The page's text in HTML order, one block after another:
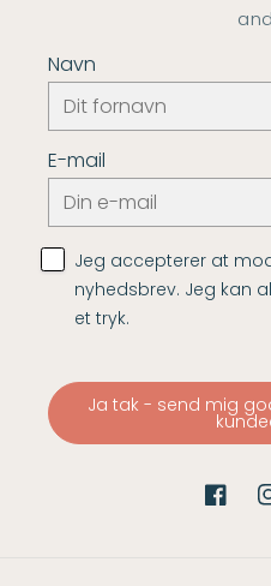
Navn
E-mail
Jeg accepterer at
nyhedsbrev. Jeg kan
et tryk.
Ja tak - send mig